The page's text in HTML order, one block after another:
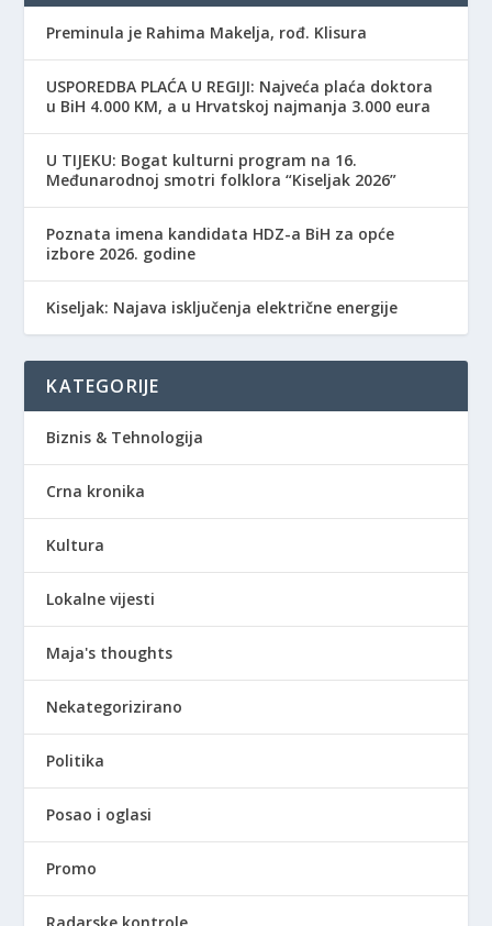
Preminula je Rahima Makelja, rođ. Klisura
USPOREDBA PLAĆA U REGIJI: Najveća plaća doktora
u BiH 4.000 KM, a u Hrvatskoj najmanja 3.000 eura
​U TIJEKU: Bogat kulturni program na 16.
Međunarodnoj smotri folklora “Kiseljak 2026”
Poznata imena kandidata HDZ-a BiH za opće
izbore 2026. godine
Kiseljak: Najava isključenja električne energije
KATEGORIJE
Biznis & Tehnologija
Crna kronika
Kultura
Lokalne vijesti
Maja's thoughts
Nekategorizirano
Politika
Posao i oglasi
Promo